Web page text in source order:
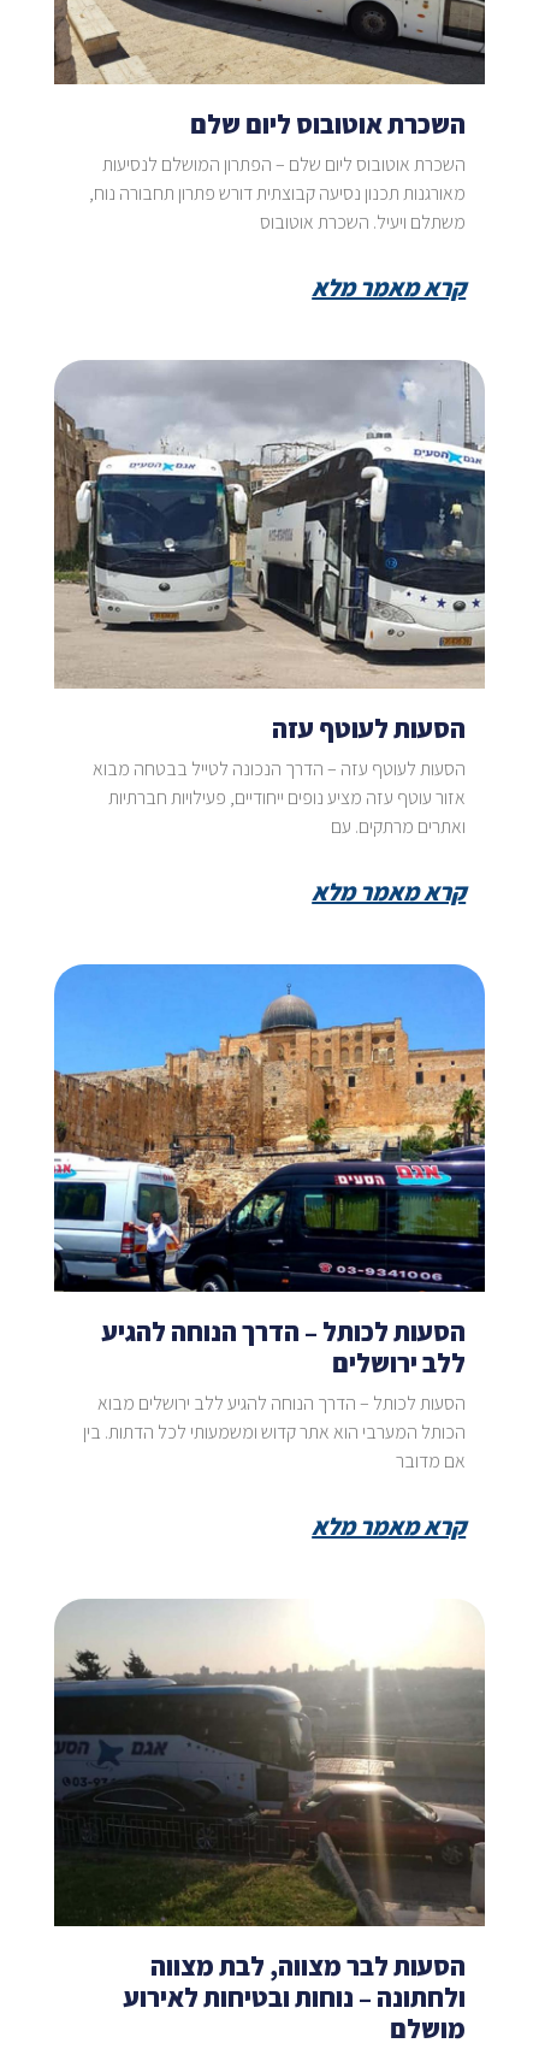
השכרת אוטובוס ליום שלם
השכרת אוטובוס ליום שלם – הפתרון המושלם לנסיעות
מאורגנות תכנון נסיעה קבוצתית דורש פתרון תחבורה נוח,
משתלם ויעיל. השכרת אוטובוס
קרא מאמר מלא
הסעות לעוטף עזה
הסעות לעוטף עזה – הדרך הנכונה לטייל בבטחה מבוא
אזור עוטף עזה מציע נופים ייחודיים, פעילויות חברתיות
ואתרים מרתקים. עם
קרא מאמר מלא
הסעות לכותל – הדרך הנוחה להגיע
ללב ירושלים
הסעות לכותל – הדרך הנוחה להגיע ללב ירושלים מבוא
הכותל המערבי הוא אתר קדוש ומשמעותי לכל הדתות. בין
אם מדובר
קרא מאמר מלא
הסעות לבר מצווה, לבת מצווה
ולחתונה – נוחות ובטיחות לאירוע
מושלם